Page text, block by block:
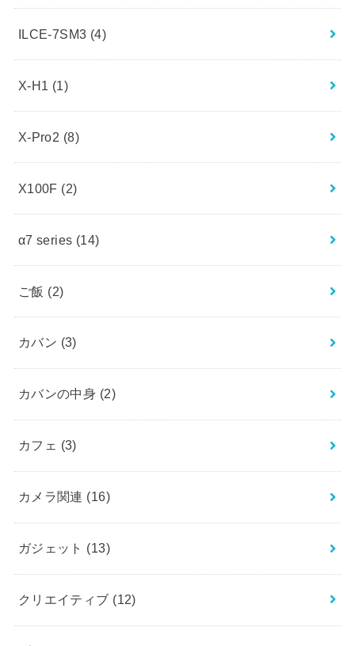
ILCE-7SM3 (4)
X-H1 (1)
X-Pro2 (8)
X100F (2)
α7 series (14)
ご飯 (2)
カバン (3)
カバンの中身 (2)
カフェ (3)
カメラ関連 (16)
ガジェット (13)
クリエイティブ (12)